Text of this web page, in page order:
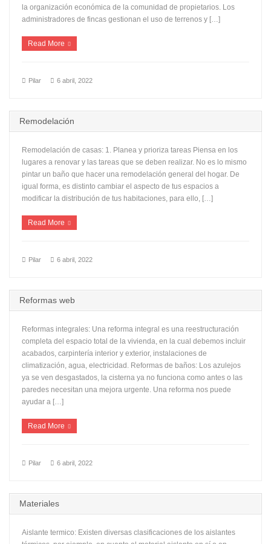
la organización económica de la comunidad de propietarios. Los
administradores de fincas gestionan el uso de terrenos y […]
Read More
Pilar 6 abril, 2022
Remodelación
Remodelación de casas: 1. Planea y prioriza tareas Piensa en los
lugares a renovar y las tareas que se deben realizar. No es lo mismo
pintar un baño que hacer una remodelación general del hogar. De
igual forma, es distinto cambiar el aspecto de tus espacios a
modificar la distribución de tus habitaciones, para ello, […]
Read More
Pilar 6 abril, 2022
Reformas web
Reformas integrales: Una reforma integral es una reestructuración
completa del espacio total de la vivienda, en la cual debemos incluir
acabados, carpintería interior y exterior, instalaciones de
climatización, agua, electricidad. Reformas de baños: Los azulejos
ya se ven desgastados, la cisterna ya no funciona como antes o las
paredes necesitan una mejora urgente. Una reforma nos puede
ayudar a […]
Read More
Pilar 6 abril, 2022
Materiales
Aislante termico: Existen diversas clasificaciones de los aislantes